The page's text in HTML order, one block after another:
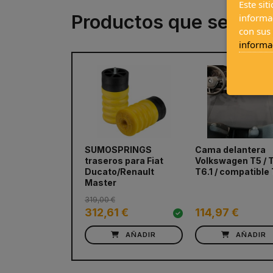
Productos que se
SUMOSPRINGS
traseros para Fiat
Ducato/Renault
Master
312,61 €
319,00 €
AÑADIR
Cama delantera
Volkswagen T5 /
T6.1 / compatible
114,97 €
AÑADIR
prev
Este
con